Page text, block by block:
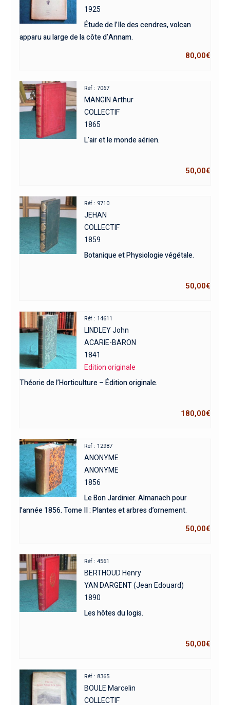
1925
Étude de l’Ile des cendres, volcan
apparu au large de la côte d’Annam.
80,00€
Réf : 7067
MANGIN Arthur
COLLECTIF
1865
L’air et le monde aérien.
50,00€
Réf : 9710
JEHAN
COLLECTIF
1859
Botanique et Physiologie végétale.
50,00€
Réf : 14611
LINDLEY John
ACARIE-BARON
1841
Edition originale
Théorie de l’Horticulture – Édition originale.
180,00€
Réf : 12987
ANONYME
ANONYME
1856
Le Bon Jardinier. Almanach pour
l’année 1856. Tome II : Plantes et arbres d’ornement.
50,00€
Réf : 4561
BERTHOUD Henry
YAN DARGENT (Jean Edouard)
1890
Les hôtes du logis.
50,00€
Réf : 8365
BOULE Marcelin
COLLECTIF